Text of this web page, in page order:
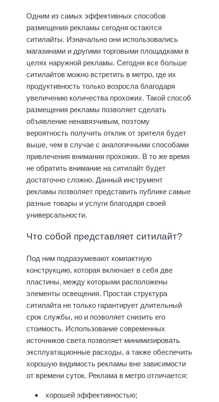
Одним из самых эффективных способов
размещения рекламы сегодня остаются
ситилайты. Изначально они использовались
магазинами и другими торговыми площадками в
целях наружной рекламы. Сегодня все больше
ситилайтов можно встретить в метро, где их
продуктивность только возросла благодаря
увеличению количества прохожих. Такой способ
размещения рекламы позволяет сделать
объявление ненавязчивым, поэтому
вероятность получить отклик от зрителя будет
выше, чем в случае с аналогичными способами
привлечения внимания прохожих. В то же время
не обратить внимание на ситилайт будет
достаточно сложно. Данный инструмент
рекламы позволяет представить публике самые
разные товары и услуги благодаря своей
универсальности.
Что собой представляет ситилайт?
Под ним подразумевают компактную
конструкцию, которая включает в себя две
пластины, между которыми расположены
элементы освещения. Простая структура
ситилайта не только гарантирует длительный
срок службы, но и позволяет снизить его
стоимость. Использование современных
источников света позволяет минимизировать
эксплуатационные расходы, а также обеспечить
хорошую видимость рекламы вне зависимости
от времени суток. Реклама в метро отличается:
хорошей эффективностью;